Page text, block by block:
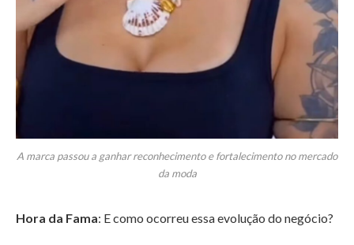
A marca passou a ganhar reconhecimento e fortalecimento no mercado
da moda
Hora da Fama: E como ocorreu essa evolução do negócio?